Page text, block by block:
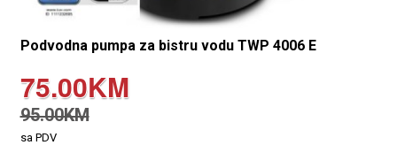
Podvodna pumpa za bistru vodu TWP 4006 E
75.00KM
95.00KM
sa PDV